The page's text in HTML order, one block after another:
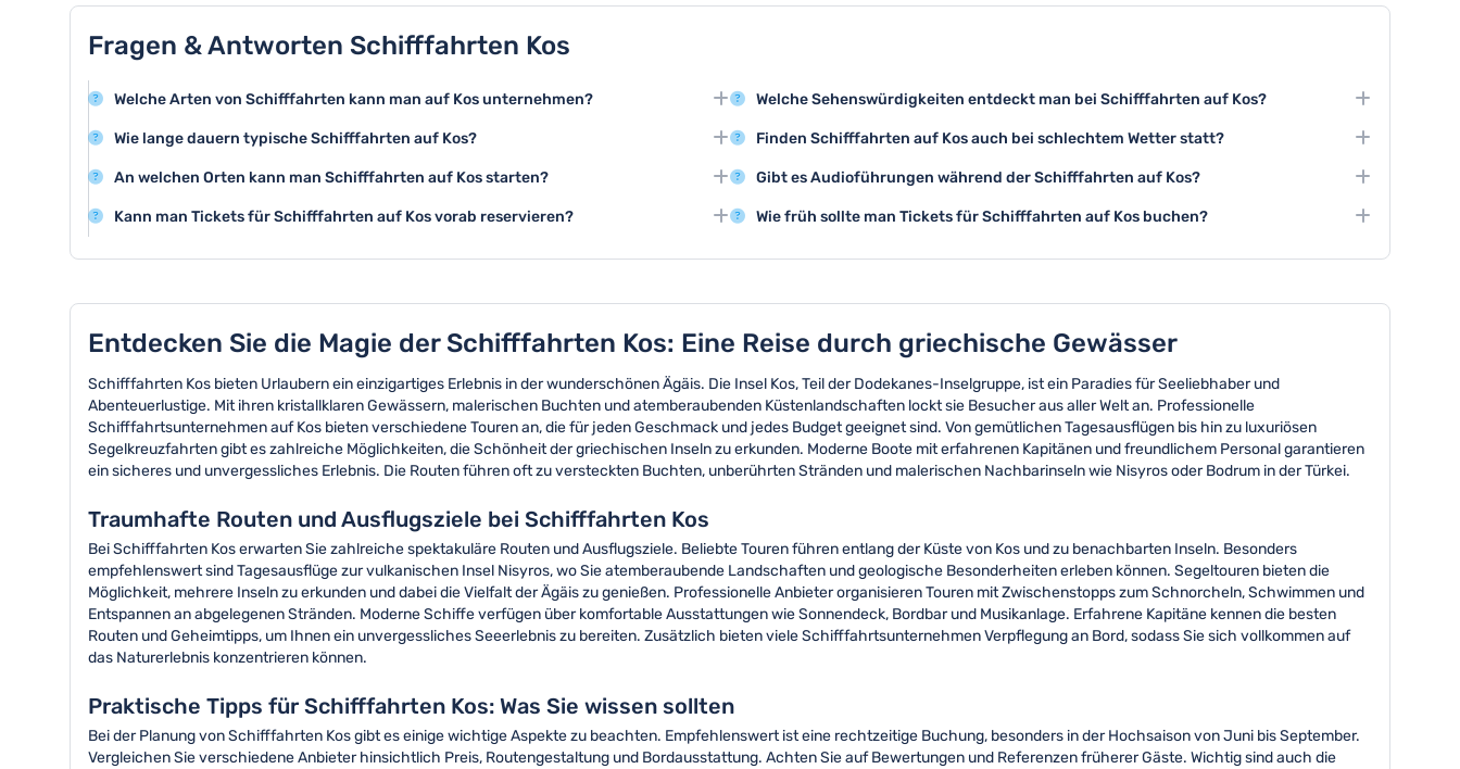
Fragen & Antworten Schifffahrten Kos
Welche Arten von Schifffahrten kann man auf Kos unternehmen?
Auf Kos können Sie verschiedene Schifffahrten erleben, darunter Tagesausflüge zu
Nachbarinseln, Sonnenuntergangskreuzfahrten und Bootstouren entlang der
malerischen Küste.
Wie lange dauern typische Schifffahrten auf Kos?
Die meisten Schifffahrten auf Kos dauern zwischen 1-2 Stunden, wobei
An welchen Orten kann man Schifffahrten auf Kos starten?
Die Schifffahrten starten überwiegend vom Hafen von Kos-Stadt sowie von den Häfen
Kann man Tickets für Schifffahrten auf Kos vorab reservieren?
Welche Sehenswürdigkeiten entdeckt man bei Schifffahrten auf Kos?
Während der Schifffahrten können Sie atemberaubende Küstenlandschaften,
bewundern.
Finden Schifffahrten auf Kos auch bei schlechtem Wetter statt?
Bei starkem Wind oder Unwettern werden Schifffahrten aus Sicherheitsgründen in der
Regel abgesagt oder verschoben.
Gibt es Audioführungen während der Schifffahrten auf Kos?
Viele Schifffahrten bieten Live-Kommentare durch erfahrene Guides oder
Wie früh sollte man Tickets für Schifffahrten auf Kos buchen?
Entdecken Sie die Magie der Schifffahrten Kos: Eine Reise durch griechische Gewässer
Schifffahrten Kos bieten Urlaubern ein einzigartiges Erlebnis in der wunderschönen Ägäis. Die Insel Kos, Teil der Dodekanes-Inselgruppe, ist ein Paradies für Seeliebhaber und
Abenteuerlustige. Mit ihren kristallklaren Gewässern, malerischen Buchten und atemberaubenden Küstenlandschaften lockt sie Besucher aus aller Welt an. Professionelle
Schifffahrtsunternehmen auf Kos bieten verschiedene Touren an, die für jeden Geschmack und jedes Budget geeignet sind. Von gemütlichen Tagesausflügen bis hin zu luxuriösen
Segelkreuzfahrten gibt es zahlreiche Möglichkeiten, die Schönheit der griechischen Inseln zu erkunden. Moderne Boote mit erfahrenen Kapitänen und freundlichem Personal garantieren
ein sicheres und unvergessliches Erlebnis. Die Routen führen oft zu versteckten Buchten, unberührten Stränden und malerischen Nachbarinseln wie Nisyros oder Bodrum in der Türkei.
Traumhafte Routen und Ausflugsziele bei Schifffahrten Kos
Bei Schifffahrten Kos erwarten Sie zahlreiche spektakuläre Routen und Ausflugsziele. Beliebte Touren führen entlang der Küste von Kos und zu benachbarten Inseln. Besonders
empfehlenswert sind Tagesausflüge zur vulkanischen Insel Nisyros, wo Sie atemberaubende Landschaften und geologische Besonderheiten erleben können. Segeltouren bieten die
Möglichkeit, mehrere Inseln zu erkunden und dabei die Vielfalt der Ägäis zu genießen. Professionelle Anbieter organisieren Touren mit Zwischenstopps zum Schnorcheln, Schwimmen und
Entspannen an abgelegenen Stränden. Moderne Schiffe verfügen über komfortable Ausstattungen wie Sonnendeck, Bordbar und Musikanlage. Erfahrene Kapitäne kennen die besten
Routen und Geheimtipps, um Ihnen ein unvergessliches Seeerlebnis zu bereiten. Zusätzlich bieten viele Schifffahrtsunternehmen Verpflegung an Bord, sodass Sie sich vollkommen auf
das Naturerlebnis konzentrieren können.
Praktische Tipps für Schifffahrten Kos: Was Sie wissen sollten
Bei der Planung von Schifffahrten Kos gibt es einige wichtige Aspekte zu beachten. Empfehlenswert ist eine rechtzeitige Buchung, besonders in der Hochsaison von Juni bis September.
Vergleichen Sie verschiedene Anbieter hinsichtlich Preis, Routengestaltung und Bordausstattung. Achten Sie auf Bewertungen und Referenzen früherer Gäste. Wichtig sind auch die